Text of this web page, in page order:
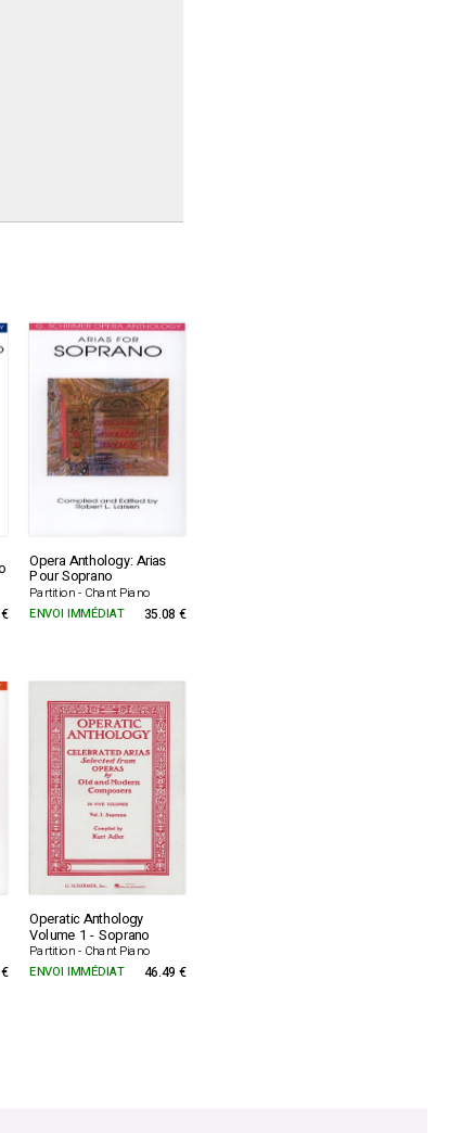
Opera Anthology: Arias
Pour Soprano
Partition - Chant Piano
ENVOI IMMÉDIAT 35.08 €
Operatic Anthology
Volume 1 - Soprano
Partition - Chant Piano
ENVOI IMMÉDIAT 46.49 €